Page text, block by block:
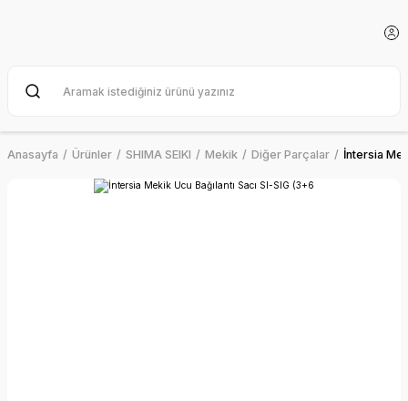
Anasayfa Ürünler SHIMA SEIKI Mekik Diğer Parçalar İntersia